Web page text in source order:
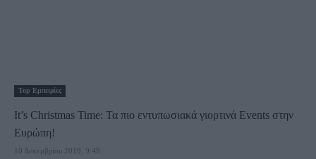
Τοp Εμπειρίες
It’s Christmas Time: Τα πιο εντυπωσιακά γιορτινά Events στην
Ευρώπη!
10 Δεκεμβρίου 2019, 9:49